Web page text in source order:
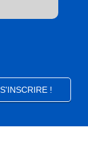
S'INSCRIRE !